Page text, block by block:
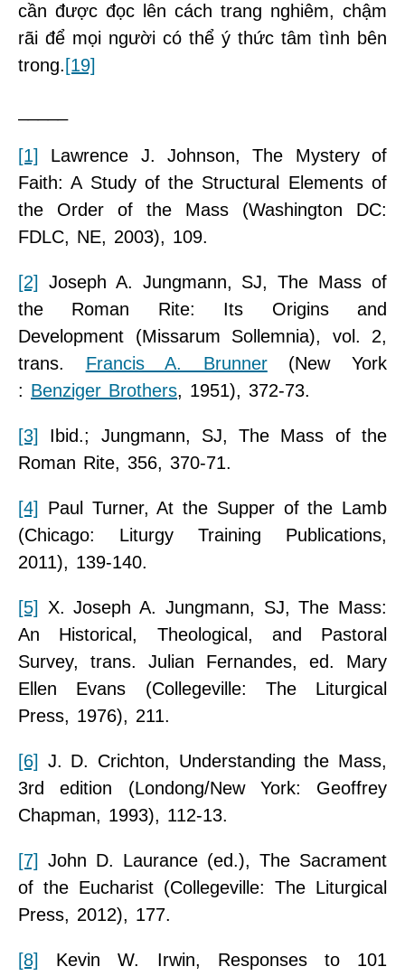
cần được đọc lên cách trang nghiêm, chậm
rãi để mọi người có thể ý thức tâm tình bên
trong. [19]
[1]
Lawrence J. Johnson, The Mystery of
Faith: A Study of the Structural Elements of
the Order of the Mass (Washington DC:
FDLC, NE, 2003), 109.
[2]
Joseph A. Jungmann, SJ, The Mass of
the Roman Rite: Its Origins and
Development (Missarum Sollemnia), vol. 2,
trans. Francis A. Brunner(New York
: Benziger Brothers, 1951), 372-73.
[3]
Ibid.; Jungmann, SJ, The Mass of the
Roman Rite, 356, 370-71.
[4]
Paul Turner, At the Supper of the Lamb
(Chicago: Liturgy Training Publications,
2011), 139-140.
[5]
X. Joseph A. Jungmann, SJ, The Mass:
An Historical, Theological, and Pastoral
Survey, trans. Julian Fernandes, ed. Mary
Ellen Evans (Collegeville: The Liturgical
Press, 1976), 211.
[6] J. D. Crichton, Understanding the Mass,
3rd edition (Londong/New York: Geoffrey
Chapman, 1993), 112-13.
[7] John D. Laurance (ed.), The Sacrament
of the Eucharist (Collegeville: The Liturgical
Press, 2012), 177.
[8]
Kevin W. Irwin, Responses to 101